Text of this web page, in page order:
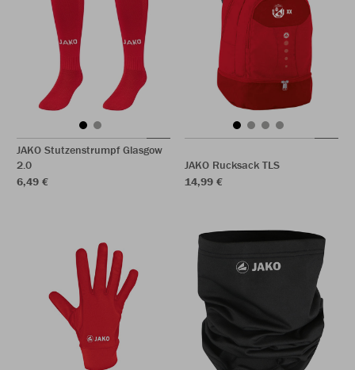
JAKO Stutzenstrumpf Glasgow
2.0
6,49 €
JAKO Rucksack TLS
14,99 €